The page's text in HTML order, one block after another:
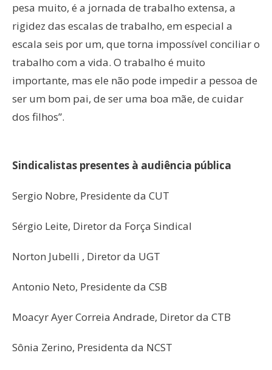
pesa muito, é a jornada de trabalho extensa, a
rigidez das escalas de trabalho, em especial a
escala seis por um, que torna impossível conciliar o
trabalho com a vida. O trabalho é muito
importante, mas ele não pode impedir a pessoa de
ser um bom pai, de ser uma boa mãe, de cuidar
dos filhos”.
Sindicalistas presentes à audiência pública
Sergio Nobre, Presidente da CUT
Sérgio Leite, Diretor da Força Sindical
Norton Jubelli , Diretor da UGT
Antonio Neto, Presidente da CSB
Moacyr Ayer Correia Andrade, Diretor da CTB
Sônia Zerino, Presidenta da NCST